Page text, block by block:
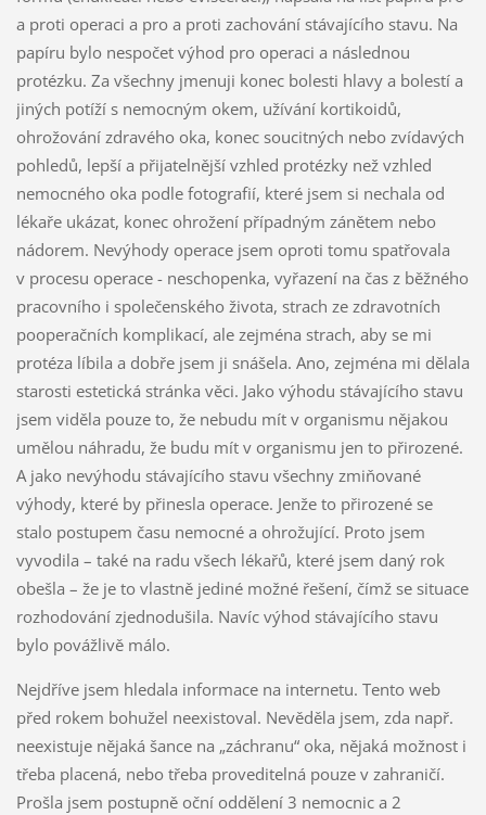
a proti operaci a pro a proti zachování stávajícího stavu. Na
papíru bylo nespočet výhod pro operaci a následnou
protézku. Za všechny jmenuji konec bolesti hlavy a bolestí a
jiných potíží s nemocným okem, užívání kortikoidů,
ohrožování zdravého oka, konec soucitných nebo zvídavých
pohledů, lepší a přijatelnější vzhled protézky než vzhled
nemocného oka podle fotografií, které jsem si nechala od
lékaře ukázat, konec ohrožení případným zánětem nebo
nádorem. Nevýhody operace jsem oproti tomu spatřovala
v procesu operace - neschopenka, vyřazení na čas z běžného
pracovního i společenského života, strach ze zdravotních
pooperačních komplikací, ale zejména strach, aby se mi
protéza líbila a dobře jsem ji snášela. Ano, zejména mi dělala
starosti estetická stránka věci. Jako výhodu stávajícího stavu
jsem viděla pouze to, že nebudu mít v organismu nějakou
umělou náhradu, že budu mít v organismu jen to přirozené.
A jako nevýhodu stávajícího stavu všechny zmiňované
výhody, které by přinesla operace. Jenže to přirozené se
stalo postupem času nemocné a ohrožující. Proto jsem
vyvodila – také na radu všech lékařů, které jsem daný rok
obešla – že je to vlastně jediné možné řešení, čímž se situace
rozhodování zjednodušila. Navíc výhod stávajícího stavu
bylo povážlivě málo.
Nejdříve jsem hledala informace na internetu. Tento web
před rokem bohužel neexistoval. Nevěděla jsem, zda např.
neexistuje nějaká šance na „záchranu“ oka, nějaká možnost i
třeba placená, nebo třeba proveditelná pouze v zahraničí.
Prošla jsem postupně oční oddělení 3 nemocnic a 2